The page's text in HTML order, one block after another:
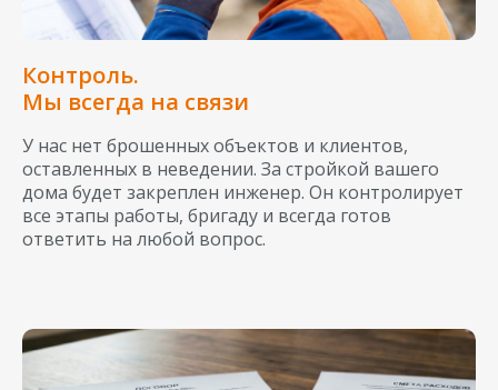
Контроль.
Мы всегда на связи
У нас нет брошенных объектов и клиентов,
оставленных в неведении. За стройкой вашего
дома будет закреплен инженер. Он контролирует
все этапы работы, бригаду и всегда готов
ответить на любой вопрос.